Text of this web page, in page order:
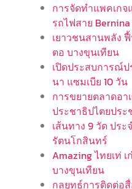
การจัดทำแพคเก
รถไฟสาย
เยาวชนสานพลัง
ตอ บางขุนเทียน
เปิดประสบการณ์ป
นา แซมเบีย 10 วัน
การขยายตลาดอ
ประชาธิปไตยประ
เส้นทาง 9 วัด ปร
รัตนโกสินทร์
Amazing ไทยเท่
บางขุนเทียน
กลยุทธ์การติดต่อ